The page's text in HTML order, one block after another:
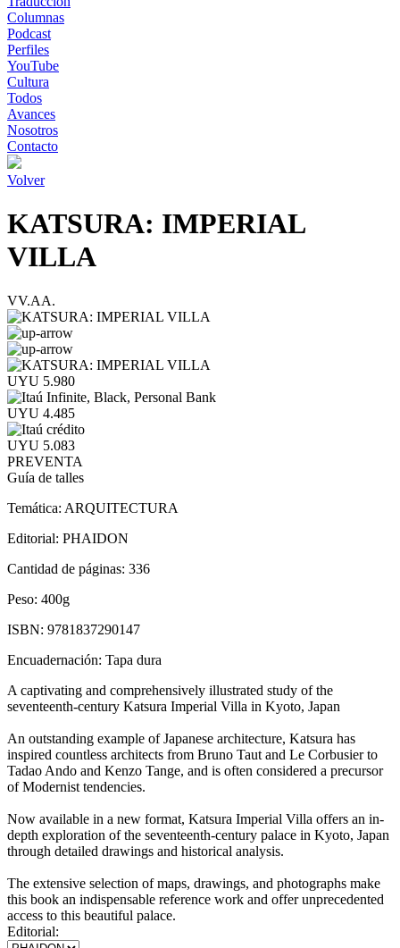
Columnas
Podcast
Perfiles
YouTube
Cultura
Todos
Avances
Nosotros
Contacto
Volver
KATSURA: IMPERIAL
VILLA
VV.AA.
UYU 5.980
UYU 4.485
UYU 5.083
PREVENTA
Guía de talles
Temática: ARQUITECTURA
Editorial: PHAIDON
Cantidad de páginas: 336
Peso: 400g
ISBN: 9781837290147
Encuadernación: Tapa dura
A captivating and comprehensively illustrated study of the
seventeenth-century Katsura Imperial Villa in Kyoto, Japan
An outstanding example of Japanese architecture, Katsura has
inspired countless architects from Bruno Taut and Le Corbusier to
Tadao Ando and Kenzo Tange, and is often considered a precursor
of Modernist tendencies.
Now available in a new format, Katsura Imperial Villa offers an in-
depth exploration of the seventeenth-century palace in Kyoto, Japan
through detailed drawings and historical analysis.
The extensive selection of maps, drawings, and photographs make
this book an indispensable reference work and offer unprecedented
access to this beautiful palace.
Editorial: